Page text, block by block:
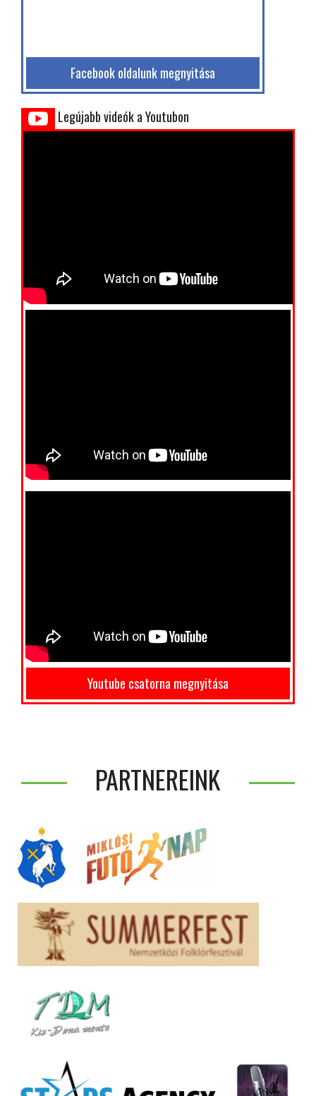
Facebook oldalunk megnyitása
Legújabb videók a Youtubon
Youtube csatorna megnyitása
PARTNEREINK